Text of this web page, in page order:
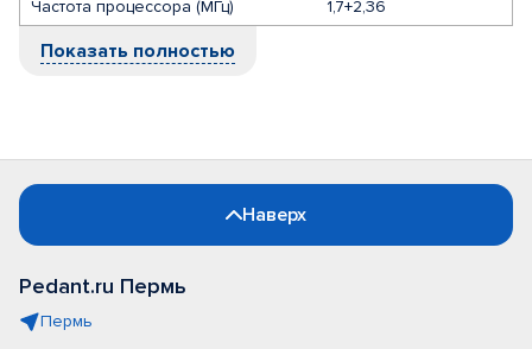
Частота процессора (МГц)
1,7+2,36
Показать полностью
Наверх
Pedant.ru Пермь
Пермь